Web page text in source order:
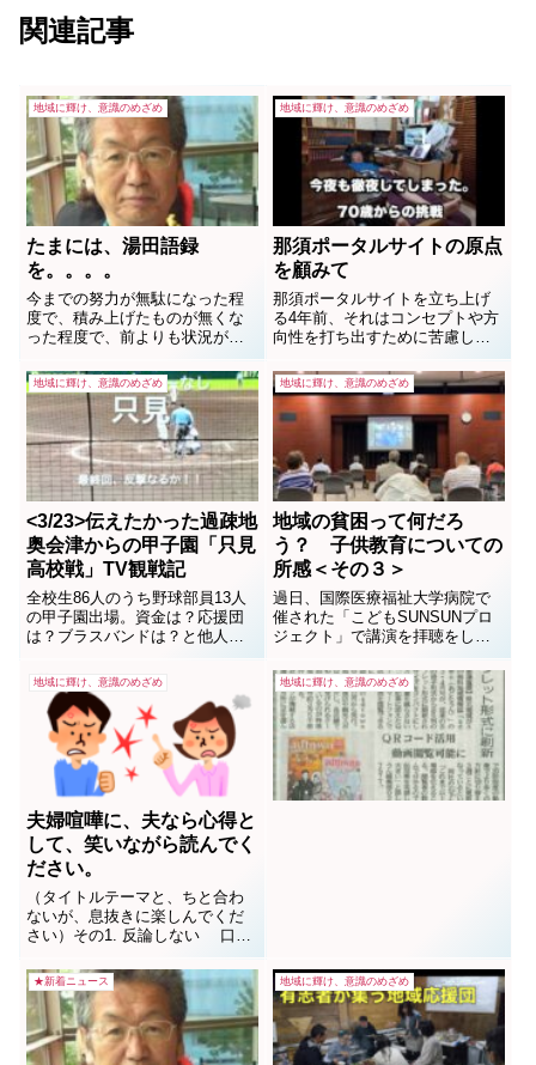
関連記事
地域に輝け、意識のめざめ
たまには、湯田語録
を。。。。
今までの努力が無駄になった程
度で、積み上げたものが無くな
った程度で、前よりも状況が悪
止める？なぜ文句を言う相手を
探す？なんで仲間と愚痴を言い
合う？そうすれば失ったものが
帰ってくるの？人間ならば悔し
さで後悔するな！活力に変えて
前を走れ！我々の特権とは失
敗...
地域に輝け、意識のめざめ
那須ポータルサイトの原点
を顧みて
那須ポータルサイトを立ち上げ
る4年前、それはコンセプトや方
向性を打ち出すために苦慮して
手を引き引退し、今後の余生を
どう生きるか？という思案のな
か、提橋さんより「3度目の離陸
を試みては？」岩波さんからは
「ネットをやらない？」とか、
田代からは「ネットをやる...
地域に輝け、意識のめざめ
<3/23>伝えたかった過疎地
奥会津からの甲子園「只見
高校戦」TV観戦記
全校生86人のうち野球部員13人
の甲子園出場。資金は？応援団
は？ブラスバンドは？と他人事
2020/3/22pm6:30からの試合開
始。シートバッティングにグラ
ンドに散る選手達。どきどきと
感動で、涙腺が緩む。あんな山
奥に生まれなくて良かったと子
供時には思っていた...
地域に輝け、意識のめざめ
地域の貧困って何だろ
う？ 子供教育についての
所感＜その３＞
過日、国際医療福祉大学病院で
催された「こどもSUNSUNプロ
ジェクト」で講演を拝聴をして
で貧困を解決する仕組みを考え
る」だった。貧困？今時？なに
ソレ？大人の我々だって一人食
事は寂しいものだ。それが核家
族、夫婦共稼ぎ、片親などの家
族構成が増えてる中、子供...
地域に輝け、意識のめざめ
夫婦喧嘩に、夫なら心得と
して、笑いながら読んでく
ださい。
（タイトルテーマと、ちと合わ
ないが、息抜きに楽しんでくだ
さい）その1. 反論しない 口喧
ません。もしも反論したらどう
なるか？もっとデカい一発が返
ってきます。その一発に反論し
たらどうなるか？ さらにもっ
とデカい一発が返ってきます。
地域に輝け、意識のめざめ
★新着ニュース 地域に輝け、意識のめざめ